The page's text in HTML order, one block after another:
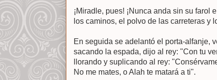
¡Miradle, pues! ¡Nunca anda sin su farol
los caminos, el polvo de las carreteras y
En seguida se adelantó el porta-alfanje,
sacando la espada, dijo al rey: "Con tu
llorando y suplicando al rey:
No me mates, o Alah te matará a ti".